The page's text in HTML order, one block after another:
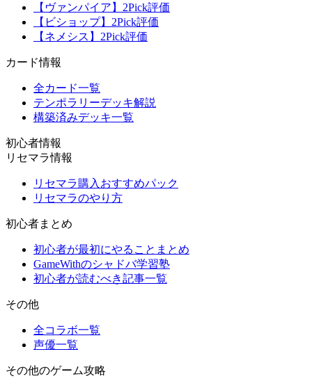
【ヴァンパイア】2Pick評価
【ビショップ】2Pick評価
【ネメシス】2Pick評価
カード情報
全カード一覧
テンポラリーデッキ解説
構築済みデッキ一覧
初心者情報
リセマラ情報
リセマラ購入おすすめパック
リセマラのやり方
初心者まとめ
初心者が最初にやることまとめ
GameWithのシャドバ学習塾
初心者が読むべき記事一覧
その他
全コラボ一覧
声優一覧
その他のゲーム攻略